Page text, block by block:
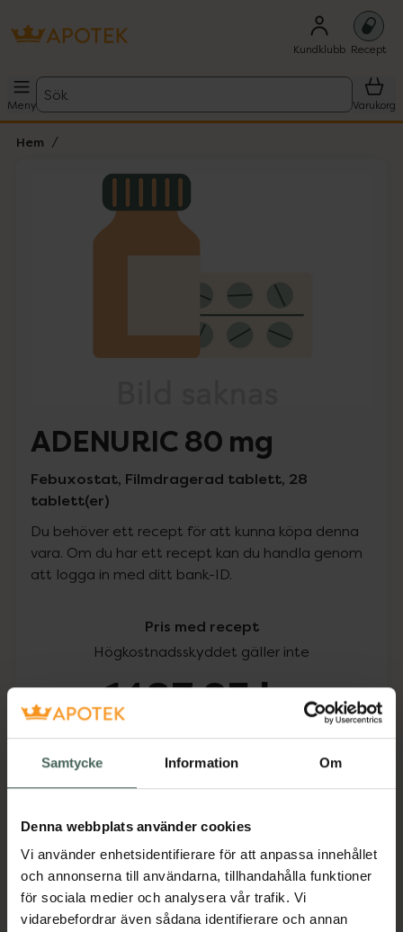
Samtycke Information Om
Denna webbplats använder cookies
Vi använder enhetsidentifierare för att anpassa innehållet
och annonserna till användarna, tillhandahålla funktioner
för sociala medier och analysera vår trafik. Vi
vidarebefordrar även sådana identifierare och annan
Kundklubb Recept
Meny
Sök
Varukorg
Hem
Lista: . Innehåller 1 objekt.
ADENURIC 80 mg
Febuxostat, Filmdragerad tablett, 28
tablett(er)
Du behöver ett recept för att kunna köpa denna
vara. Om du har ett recept kan du handla genom
att logga in med ditt bank-ID.
Pris med recept
Högkostnadsskyddet gäller inte
1483,25 kr
I apotek:1483,25 kr
Aktuella erbjudanden
Beskrivning